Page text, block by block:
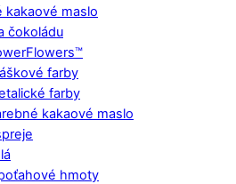
kakaové maslo
čokoládu
farby
farby
kakaové maslo
hmoty